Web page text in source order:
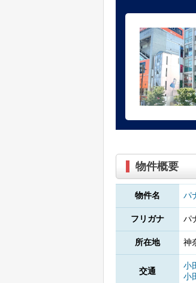
物件概要
物件名 パ
フリガナ パ
所在地 神
交通
小
小